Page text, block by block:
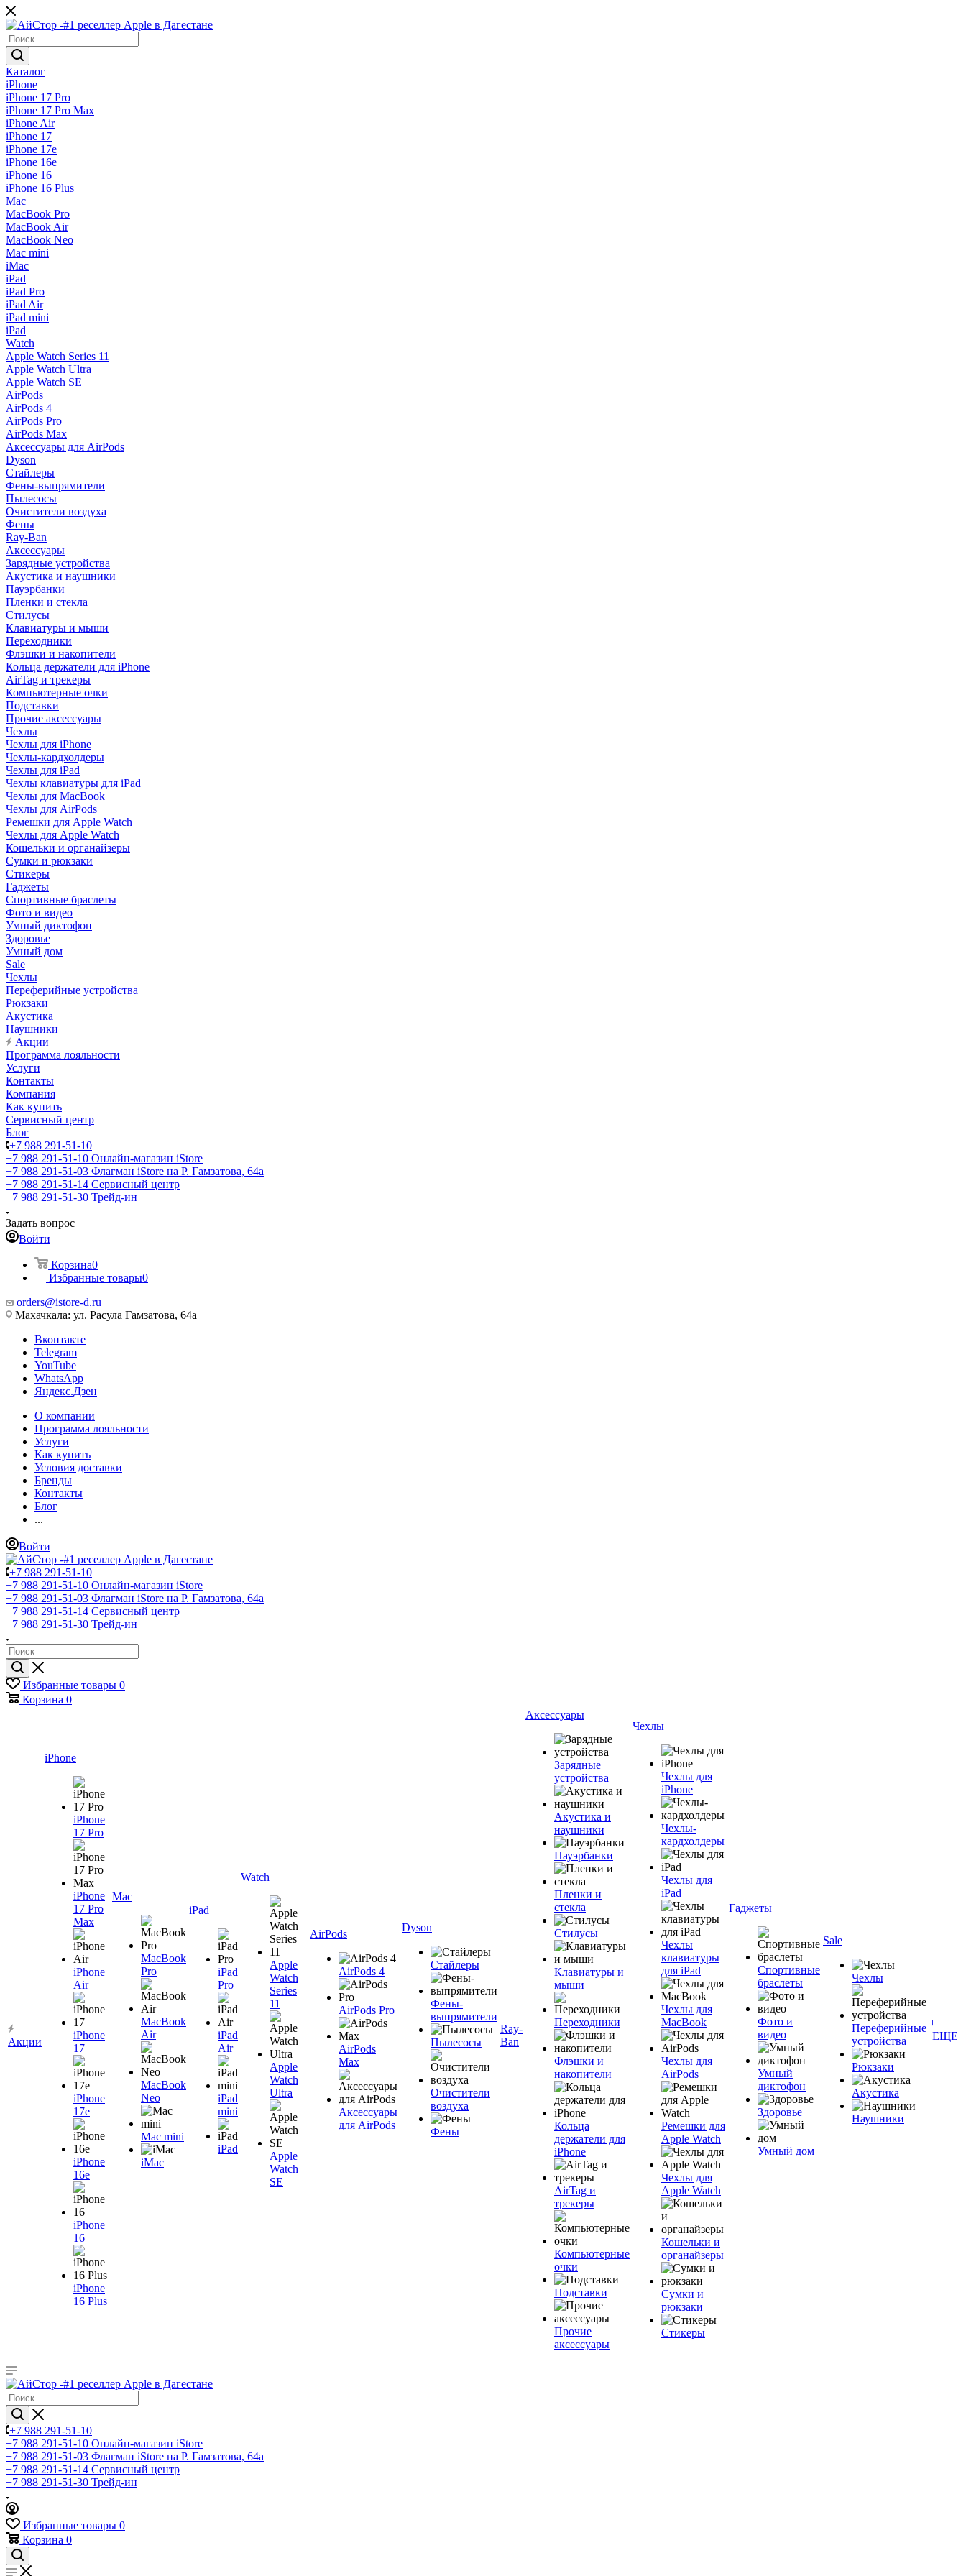
Каталог
iPhone
iPhone 17 Pro
iPhone 17 Pro Max
iPhone Air
iPhone 17
iPhone 17e
iPhone 16e
iPhone 16
iPhone 16 Plus
Mac
MacBook Pro
MacBook Air
MacBook Neo
Mac mini
iMac
iPad
iPad Pro
iPad Air
iPad mini
iPad
Watch
Apple Watch Series 11
Apple Watch Ultra
Apple Watch SE
AirPods
AirPods 4
AirPods Pro
AirPods Max
Аксессуары для AirPods
Dyson
Стайлеры
Фены-выпрямители
Пылесосы
Очистители воздуха
Фены
Ray-Ban
Аксессуары
Зарядные устройства
Акустика и наушники
Пауэрбанки
Пленки и стекла
Стилусы
Клавиатуры и мыши
Переходники
Флэшки и накопители
Кольца держатели для iPhone
AirTag и трекеры
Компьютерные очки
Подставки
Прочие аксессуары
Чехлы
Чехлы для iPhone
Чехлы-кардхолдеры
Чехлы для iPad
Чехлы клавиатуры для iPad
Чехлы для MacBook
Чехлы для AirPods
Ремешки для Apple Watch
Чехлы для Apple Watch
Кошельки и органайзеры
Сумки и рюкзаки
Стикеры
Гаджеты
Спортивные браслеты
Фото и видео
Умный диктофон
Здоровье
Умный дом
Sale
Чехлы
Переферийные устройства
Рюкзаки
Акустика
Наушники
Акции
Программа лояльности
Услуги
Контакты
Компания
Как купить
Сервисный центр
Блог
+7 988 291-51-10
+7 988 291-51-10 Онлайн-магазин iStore
+7 988 291-51-03 Флагман iStore на Р. Гамзатова, 64а
+7 988 291-51-14 Сервисный центр
+7 988 291-51-30 Трейд-ин
Задать вопрос
Войти
Корзина0
Избранные товары0
orders@istore-d.ru
Махачкала: ул. Расула Гамзатова, 64а
Вконтакте
Telegram
YouTube
WhatsApp
Яндекс.Дзен
О компании
Программа лояльности
Услуги
Как купить
Условия доставки
Бренды
Контакты
Блог
...
Войти
+7 988 291-51-10
+7 988 291-51-10 Онлайн-магазин iStore
+7 988 291-51-03 Флагман iStore на Р. Гамзатова, 64а
+7 988 291-51-14 Сервисный центр
+7 988 291-51-30 Трейд-ин
Избранные товары 0
Корзина 0
Акции
iPhone
iPhone
17 Pro
iPhone
17 Pro
Max
iPhone
Air
iPhone
17
iPhone
17e
iPhone
16e
iPhone
16
iPhone
16 Plus
Mac
MacBook
Pro
MacBook
Air
MacBook
Neo
Mac mini
iMac
iPad
iPad
Pro
iPad
Air
iPad
mini
iPad
Watch
Apple
Watch
Series
11
Apple
Watch
Ultra
Apple
Watch
SE
AirPods
AirPods 4
AirPods Pro
AirPods
Max
Аксессуары
для AirPods
Dyson
Стайлеры
Фены-
выпрямители
Пылесосы
Очистители
воздуха
Фены
Ray-
Ban
Аксессуары
Зарядные
устройства
Акустика и
наушники
Пауэрбанки
Пленки и
стекла
Стилусы
Клавиатуры и
мыши
Переходники
Флэшки и
накопители
Кольца
держатели для
iPhone
AirTag и
трекеры
Компьютерные
очки
Подставки
Прочие
аксессуары
Чехлы
Чехлы для
iPhone
Чехлы-
кардхолдеры
Чехлы для
iPad
Чехлы
клавиатуры
для iPad
Чехлы для
MacBook
Чехлы для
AirPods
Ремешки для
Apple Watch
Чехлы для
Apple Watch
Кошельки и
органайзеры
Сумки и
рюкзаки
Стикеры
Гаджеты
Спортивные
браслеты
Фото и
видео
Умный
диктофон
Здоровье
Умный дом
Sale
Чехлы
Переферийные
устройства
Рюкзаки
Акустика
Наушники
+
ЕЩЕ
+7 988 291-51-10
+7 988 291-51-10 Онлайн-магазин iStore
+7 988 291-51-03 Флагман iStore на Р. Гамзатова, 64а
+7 988 291-51-14 Сервисный центр
+7 988 291-51-30 Трейд-ин
Избранные товары 0
Корзина 0